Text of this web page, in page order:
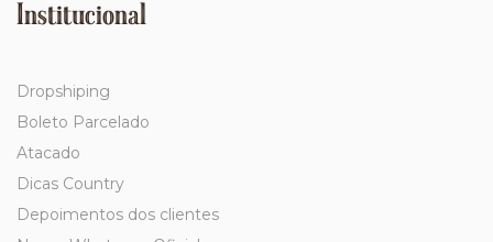
Institucional
Dropshiping
Boleto Parcelado
Atacado
Dicas Country
Depoimentos dos clientes